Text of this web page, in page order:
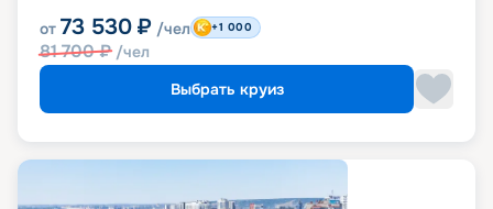
от 73 530 ₽ /чел
81 700₽ /чел
+1 000
Выбрать круиз